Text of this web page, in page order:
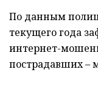
По данным
текущего года
интернет-
пострадавших –